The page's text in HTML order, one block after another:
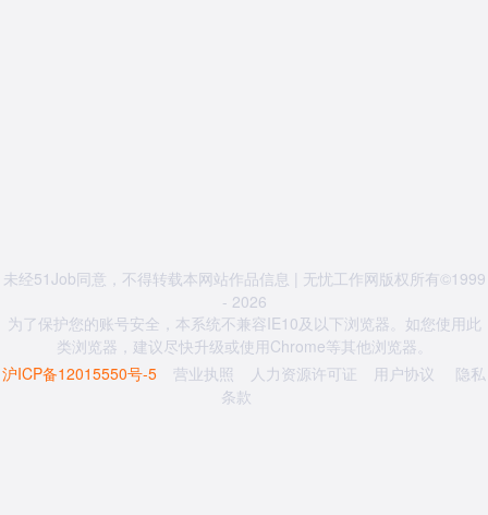
未经51Job同意，不得转载本网站作品信息 | 无忧工作网版权所有©1999
- 2026
为了保护您的账号安全，本系统不兼容IE10及以下浏览器。如您使用此
类浏览器，建议尽快升级或使用Chrome等其他浏览器。
沪ICP备12015550号-5
营业执照 人力资源许可证 用户协议
隐私
条款